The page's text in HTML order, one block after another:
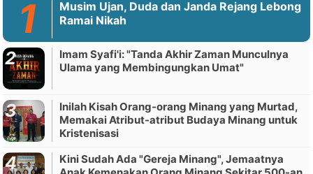
Musim Ujan, Duda dan Janda Rejang Lebong
Ramai Nikah
Imam Syafi'i: "Tanda Akhir Zaman Munculnya
Ulama yang Membingungkan Umat"
Inilah Kisah Orang-orang Minang yang Murtad,
Memakai Atribut-atribut Budaya Minang untuk
Kristenisasi
Kini Sudah Ada "Gereja Minang", Jemaatnya